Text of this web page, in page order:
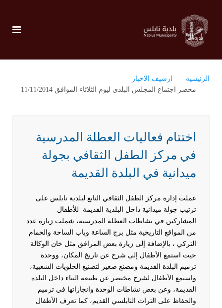
الرئيسيه
ارشيف الاخبار
محضر اجتماع المجلس البلدي ليوم الثلاثاء الموافق 11/11/2014
اختتام فعاليات العطلة المدرسية
في مركز الطفل الثقافي بجولة
ميدانية في البلدة القديمة
عملت إدارة مركز الطفل الثقافي التابع لبلدية نابلس على
ترتيب جولة ميدانية داخل البلدية القديمة للأطفال
المشاركين في نشاطات العطلة المدرسية، شملت زيارة عدد
من المواقع التاريخية مثل برج الساعة وباب الساحة والحمام
التركي ، بالإضافة إلى زيارة بعض المرافق مثل خان الوكالة
حيث استمع الأطفال إلى شرح عن تاريخ المكان، ووحدة
ترميم البلدة القديمة ومصنع صغير لتصنيع الحلويات الشعبية،
واستمع الأطفال لشرح مختصر عن طبيعة البناء داخل البلدة
القديمة، وعن بعض نشاطات الوحدة وانجازاتها في ترميم
والحفاظ على التراث النابلسي القديم، كما تعرف الأطفال